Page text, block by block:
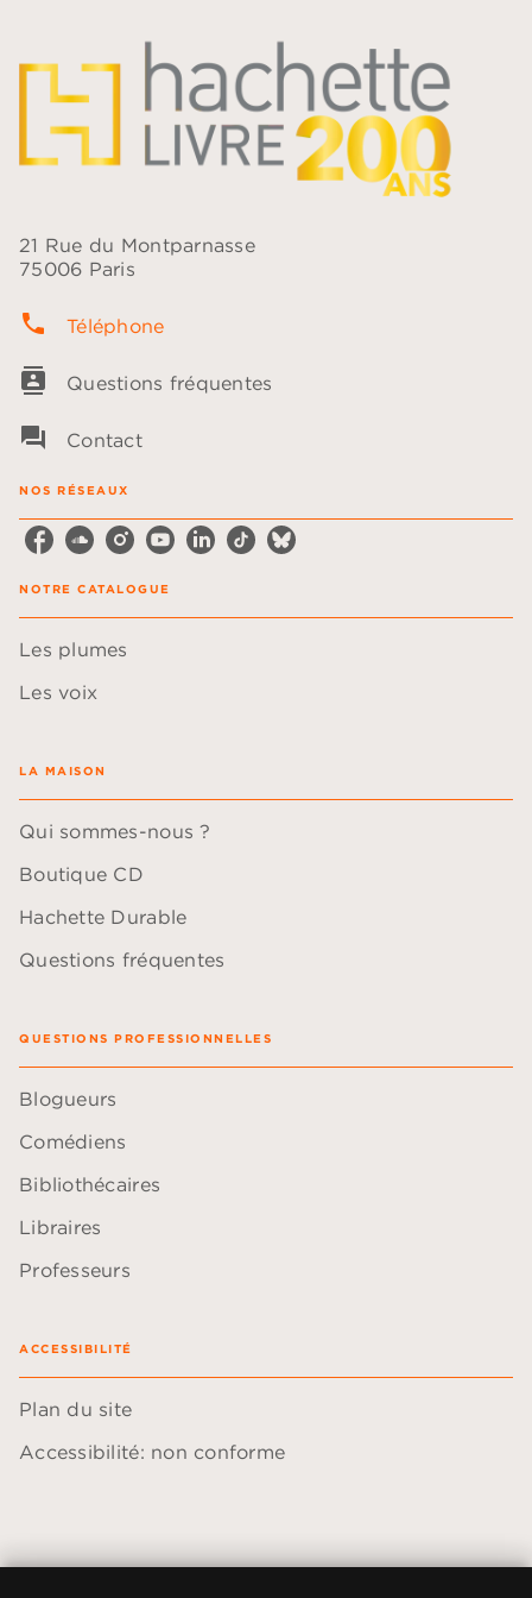
21 Rue du Montparnasse
75006 Paris
phone Téléphone
contacts Questions fréquentes
question_answer Contact
NOS RÉSEAUX
NOTRE CATALOGUE
Les plumes
Les voix
LA MAISON
Qui sommes-nous ?
Boutique CD
Hachette Durable
Questions fréquentes
QUESTIONS PROFESSIONNELLES
Blogueurs
Comédiens
Bibliothécaires
Libraires
Professeurs
ACCESSIBILITÉ
Plan du site
Accessibilité: non conforme